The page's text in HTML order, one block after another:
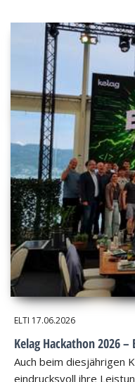
ELTI 17.06.2026
Kelag Hackathon 2026 –
Auch beim diesjährigen
eindrucksvoll ihre